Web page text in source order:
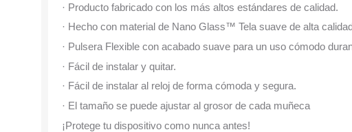
· Producto fabricado con los más altos estándares de calidad.
· Hecho con material de Nano Glass™ Tela suave de alta
· Pulsera Flexible con acabado suave para un uso cómodo
· Fácil de instalar y quitar.
· Fácil de instalar al reloj de forma cómoda y segura.
· El tamaño se puede ajustar al grosor de cada muñeca
¡Protege tu dispositivo como nunca antes!